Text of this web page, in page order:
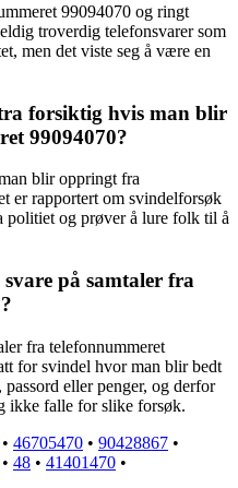
99094070 og ringt
troverdig telefonsvarer som
men det viste seg å være en
forsiktig hvis man blir
99094070?
blir oppringt fra
er rapportert om svindelforsøk
politiet og prøver å lure folk til å
på samtaler fra
fra telefonnummeret
for svindel hvor man blir bedt
eller penger, og derfor
ikke falle for slike forsøk.
• 46705470 • 90428867 •
• 48 • 41401470 •